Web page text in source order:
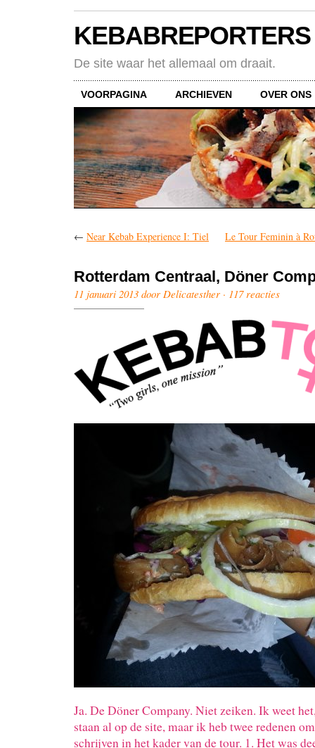
KEBABREPORTERS
De site waar het allemaal om draait.
VOORPAGINA ARCHIEVEN OVER ONS
← Near Kebab Experience I: Tiel Le Tour Feminin à
Rotterdam Centraal, Döner
11 januari 2013 door Delicatesther · 117 reacties
Ja. De Döner Company. Niet zeiken. Ik weet
staan al op de site, maar ik heb twee redenen
schrijven in het kader van de tour. 1. Het was